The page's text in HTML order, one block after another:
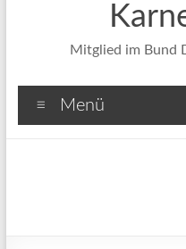
Mitglied im Bund
Menü